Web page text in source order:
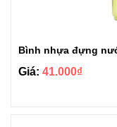
Bình nhựa đựng
Giá: 41.000₫